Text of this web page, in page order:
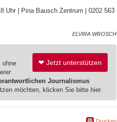
Uhr | Pina Bausch Zentrum | 0202 563
ELVIRA WROSCH
❤ Jetzt unterstützen
ohne
Journalismus
möchten, klicken Sie bitte hier.